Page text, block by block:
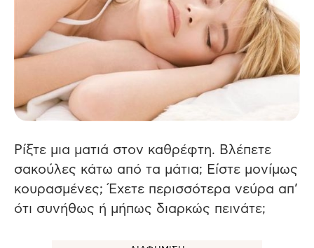
Ρίξτε μια ματιά στον καθρέφτη. Βλέπετε
σακούλες κάτω από τα μάτια; Είστε μονίμως
κουρασμένες; Έχετε περισσότερα νεύρα απ’
ότι συνήθως ή μήπως διαρκώς πεινάτε;